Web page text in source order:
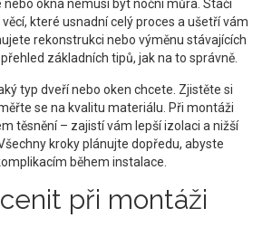
nebo okna nemusí být noční můra. Stačí
které usnadní celý proces a ušetří vám
rekonstrukci nebo výměnu stávajících
základních tipů, jak na to správně.
typ dveří nebo oken chcete. Zjistěte si
se na kvalitu materiálu. Při montáži
těsnění – zajistí vám lepší izolaci a nižší
kroky plánujte dopředu, abyste
během instalace.
při montáži